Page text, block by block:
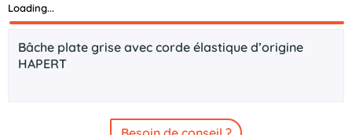
Loading...
Description
Bâche plate grise avec corde élastique d’origine
HAPERT